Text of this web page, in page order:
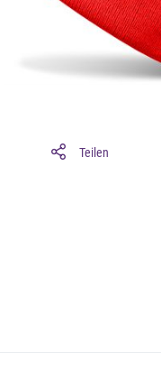
Teilen